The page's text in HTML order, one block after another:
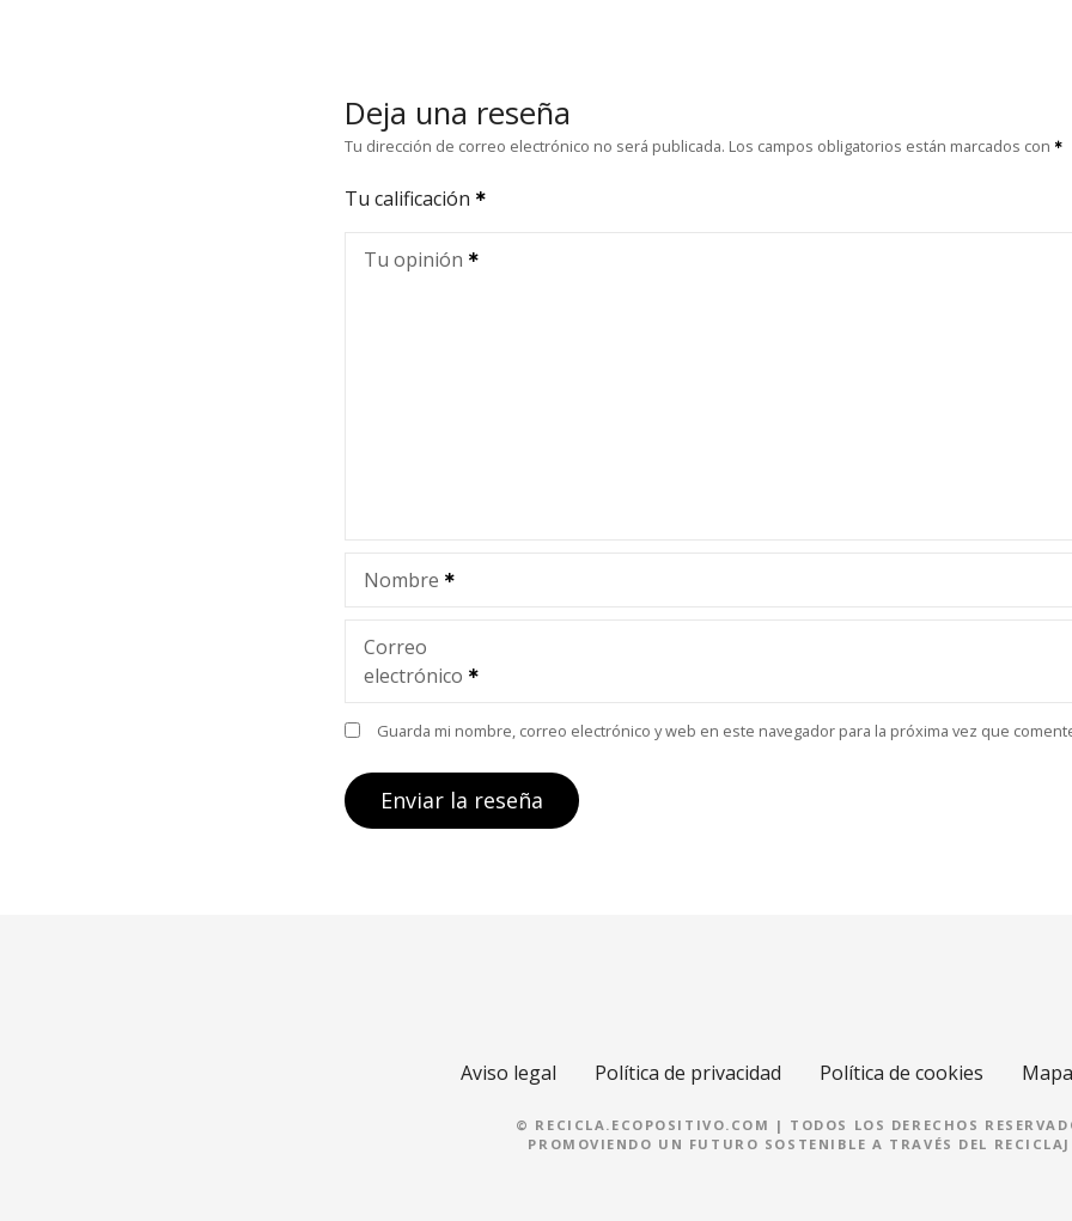
Deja una reseña
Tu dirección de correo electrónico no será publicada. Los campos obligatorios están marcados con
Tu calificación
Tu opinión
Nombre
Correo
electrónico
Guarda mi nombre, correo electrónico y web en este navegador para la próxima vez que
Aviso legal Política de privacidad Política de cookies
© RECICLA.ECOPOSITIVO.COM | TODOS LOS DERECHOS
PROMOVIENDO UN FUTURO SOSTENIBLE A TRAVÉS DEL